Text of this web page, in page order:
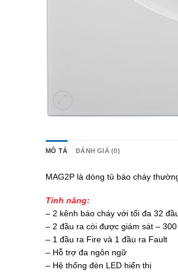
MÔ TẢ ĐÁNH GIÁ (0)
MAG2P là dòng tủ báo cháy
Tính năng:
– 2 kênh báo cháy với tối đa 32
– 2 đầu ra còi được giám sát –
– 1 đầu ra Fire và 1 đầu ra Fault
– Hỗ trợ đa ngôn ngữ
– Hệ thống đèn LED hiển thị